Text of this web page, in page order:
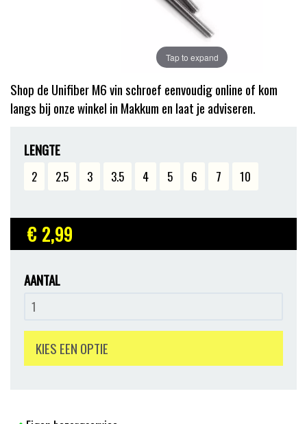
Tap to expand
Shop de Unifiber M6 vin schroef eenvoudig online of kom
langs bij onze winkel in Makkum en laat je adviseren.
LENGTE
2 2.5 3 3.5 4 5 6 7 10
€ 2,99
AANTAL
KIES EEN OPTIE